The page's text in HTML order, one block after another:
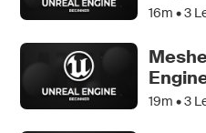
16m •3
19m •3